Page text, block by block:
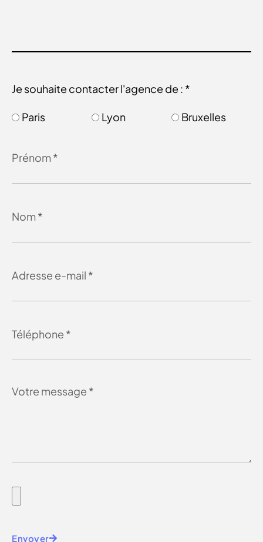
Je souhaite contacter l'agence de : *
Paris Lyon Bruxelles
Envoyer